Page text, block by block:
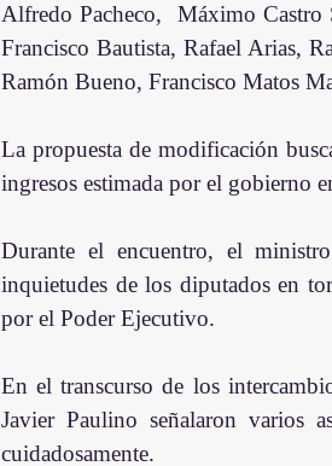
Alfredo Pacheco,  Máximo Castro
Francisco Bautista, Rafael Arias,
Ramón Bueno, Francisco Matos
La propuesta de modificación
ingresos estimada por el gobierno
Durante el encuentro, el
inquietudes de los diputados en
por el Poder Ejecutivo.
En el transcurso de los
Javier Paulino señalaron varios
cuidadosamente.